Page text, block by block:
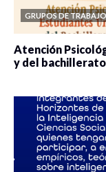
GRUPOS DE TRABAJO
Atención
y del bachillerato